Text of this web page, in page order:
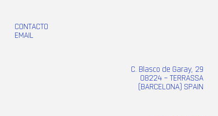
CONTACTO
EMAIL
C. Blasco de Garay, 29
08224 – TERRASSA
(BARCELONA) SPAIN